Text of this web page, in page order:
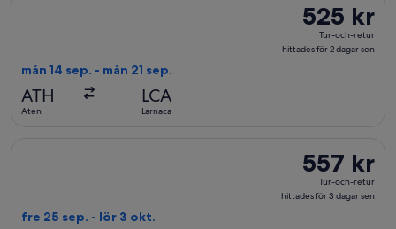
sen
525 kr
Tur-
och-
sen
525 kr
Tur-och-retur
hittades för 2 dagar sen
mån 14 sep. - mån 21 sep.
ATH
Aten
LCA
Larnaca
557 kr
Tur-
och-
557 kr
Tur-och-retur
hittades för 3 dagar sen
fre 25 sep. - lör 3 okt.